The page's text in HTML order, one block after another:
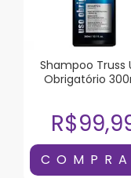
Shampoo Truss
Obrigatório